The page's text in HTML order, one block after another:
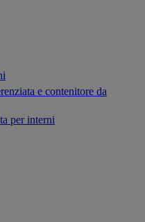
e contenitore da
per interni